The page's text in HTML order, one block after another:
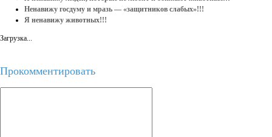
Ненавижу госдуму и мразь — «защитников слабых»!!!
Я ненавижу животных!!!
Загрузка...
Прокомментировать